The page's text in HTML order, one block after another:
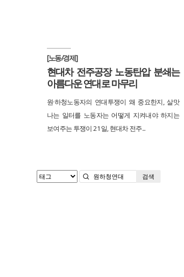
[노동/경제]
현대차 전주공장 노동탄압 분쇄는
아름다운 연대로 마무리
원·하청노동자의 연대투쟁이 왜 중요한지, 살맛
나는 일터를 노동자는 어떻게 지켜내야 하지는
보여주는 투쟁이 21일, 현대차 전주...
검색